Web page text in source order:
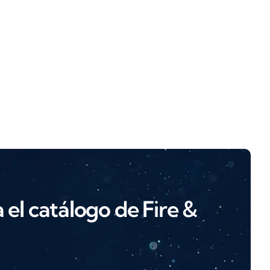
el catálogo de Fire &